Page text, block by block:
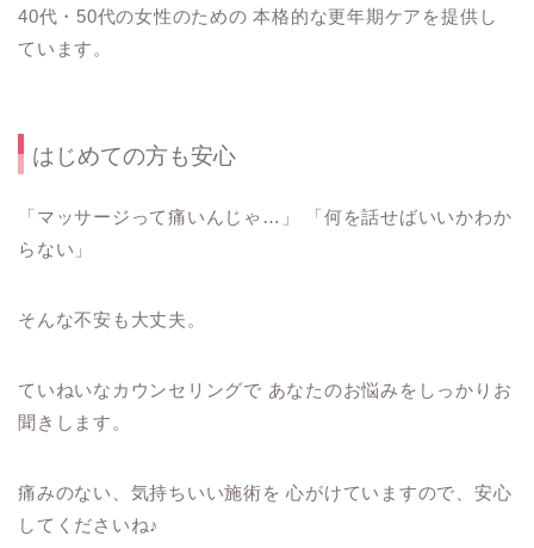
40代・50代の女性のための 本格的な更年期ケアを提供し
ています。
はじめての方も安心
「マッサージって痛いんじゃ…」 「何を話せばいいかわか
らない」
そんな不安も大丈夫。
ていねいなカウンセリングで あなたのお悩みをしっかりお
聞きします。
痛みのない、気持ちいい施術を 心がけていますので、安心
してくださいね♪